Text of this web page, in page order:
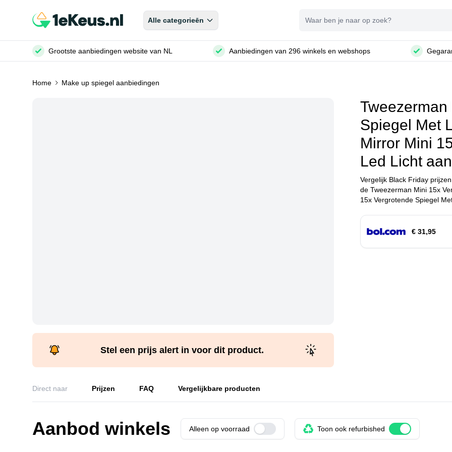
Alle categorieēn
Grootste aanbiedingen website van NL Aanbiedingen van 296 winkels en webshops
Home Make up spiegel aanbiedingen
Stel een prijs alert in voor dit product.
Spiegel Met
Mirror Mini
Led Licht
Vergelijk Black Friday
de Tweezerman Mini 15x
15x Vergrotende Spiegel
€ 31,95
Direct naar Prijzen FAQ Vergelijkbare producten
Aanbod winkels Alleen op voorraad Use setting Toon ook refurbished Use setting